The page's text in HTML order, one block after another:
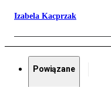
Izabela Kacprzak
Powiązane